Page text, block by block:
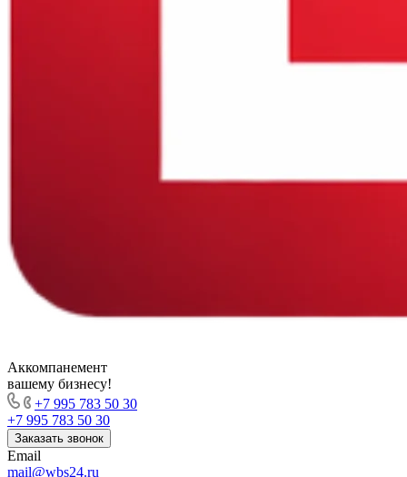
Аккомпанемент
вашему бизнесу!
+7 995 783 50 30
+7 995 783 50 30
Заказать звонок
Email
mail@wbs24.ru